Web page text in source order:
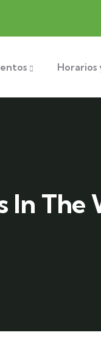
In The